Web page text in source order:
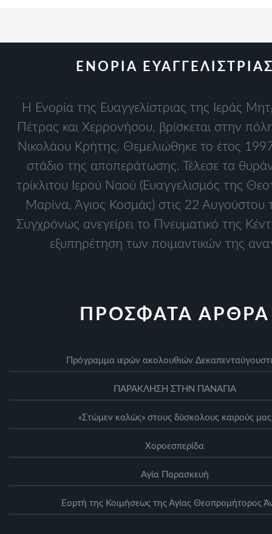
ΕΝΟΡΙΑ
Η Ενορία της Ευαγγελίστριας της Ιεράς
Πέτρας και Χερρονήσου, βρίσκεται στην
Νικολάου Κρήτης. Θεμελιώθηκε το έτος
στάδιο της αποπεράτωσης. Τέλεσε τα
τρίκλιτου Ιερού Ναού (Ευαγγελισμός της
Μαρίνα, Άγιος Κοσμάς) στις 22 Αυγούστου
Συγχρόνως ανεγείρει το Πνευματικό της
εξυπηρέτηση των ποιμαντικών της
ΠΡΟΣΦΑΤΑ ΑΡΘΡΑ
Πρόγραμμα ιερών ακολουθιών
ΠΑΡΑΚΛΗΣΗ ΣΤΗΝ ΠΑΝΑΓΙΑ
«Στώμεν καλώς» στους δύσκολους καιρούς μας
Xοροεσπερίδα
Αγία Παρασκευή
Eορτή της Κοιμήσεως της Αγίας Θεοπρομήτορος